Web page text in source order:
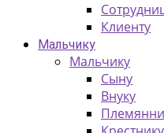
Клиенту
Мальчику
Мальчику
Сыну
Внуку